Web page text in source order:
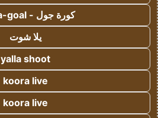
كورة جول - koora-goal
يلا شوت
yalla shoot
koora live
koora live